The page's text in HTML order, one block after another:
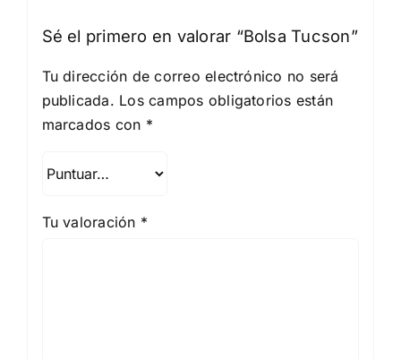
Sé el primero en valorar “Bolsa Tucson”
Tu dirección de correo electrónico no será
publicada. Los campos obligatorios están
marcados con *
Tu valoración *